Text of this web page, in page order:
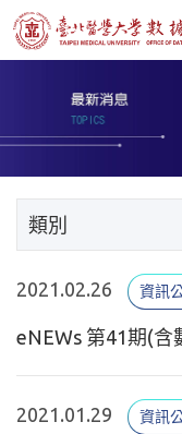
類別
2021.02.26 資訊
eNEWs 第41期(含
2021.01.29 資訊